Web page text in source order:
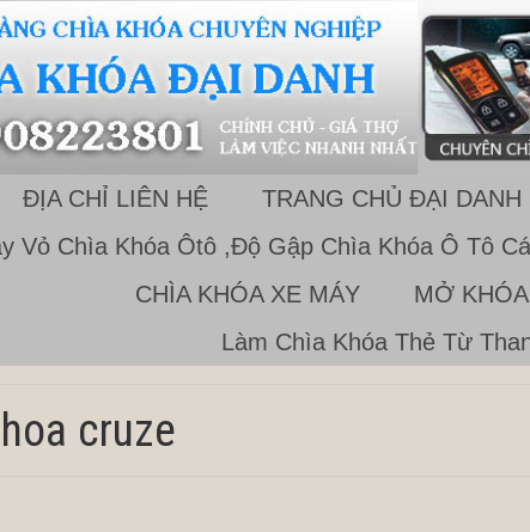
ĐỊA CHỈ LIÊN HỆ TRANG CHỦ ĐẠI DANH
Vỏ Chìa Khóa Ôtô ,Độ Gập Chìa Khóa Ô Tô
CHÌA KHÓA XE MÁY
MỞ
Làm Chìa Khóa Thẻ Từ
cruze